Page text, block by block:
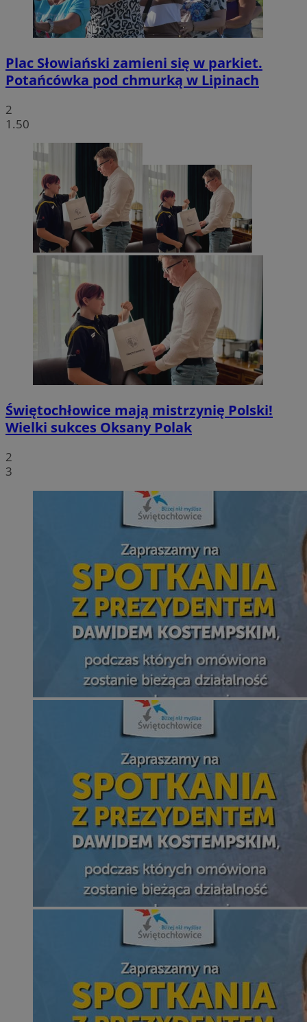
Plac Słowiański zamieni się w parkiet.
Potańcówka pod chmurką w Lipinach
2
1.50
Świętochłowice mają mistrzynię Polski!
Wielki sukces Oksany Polak
2
3